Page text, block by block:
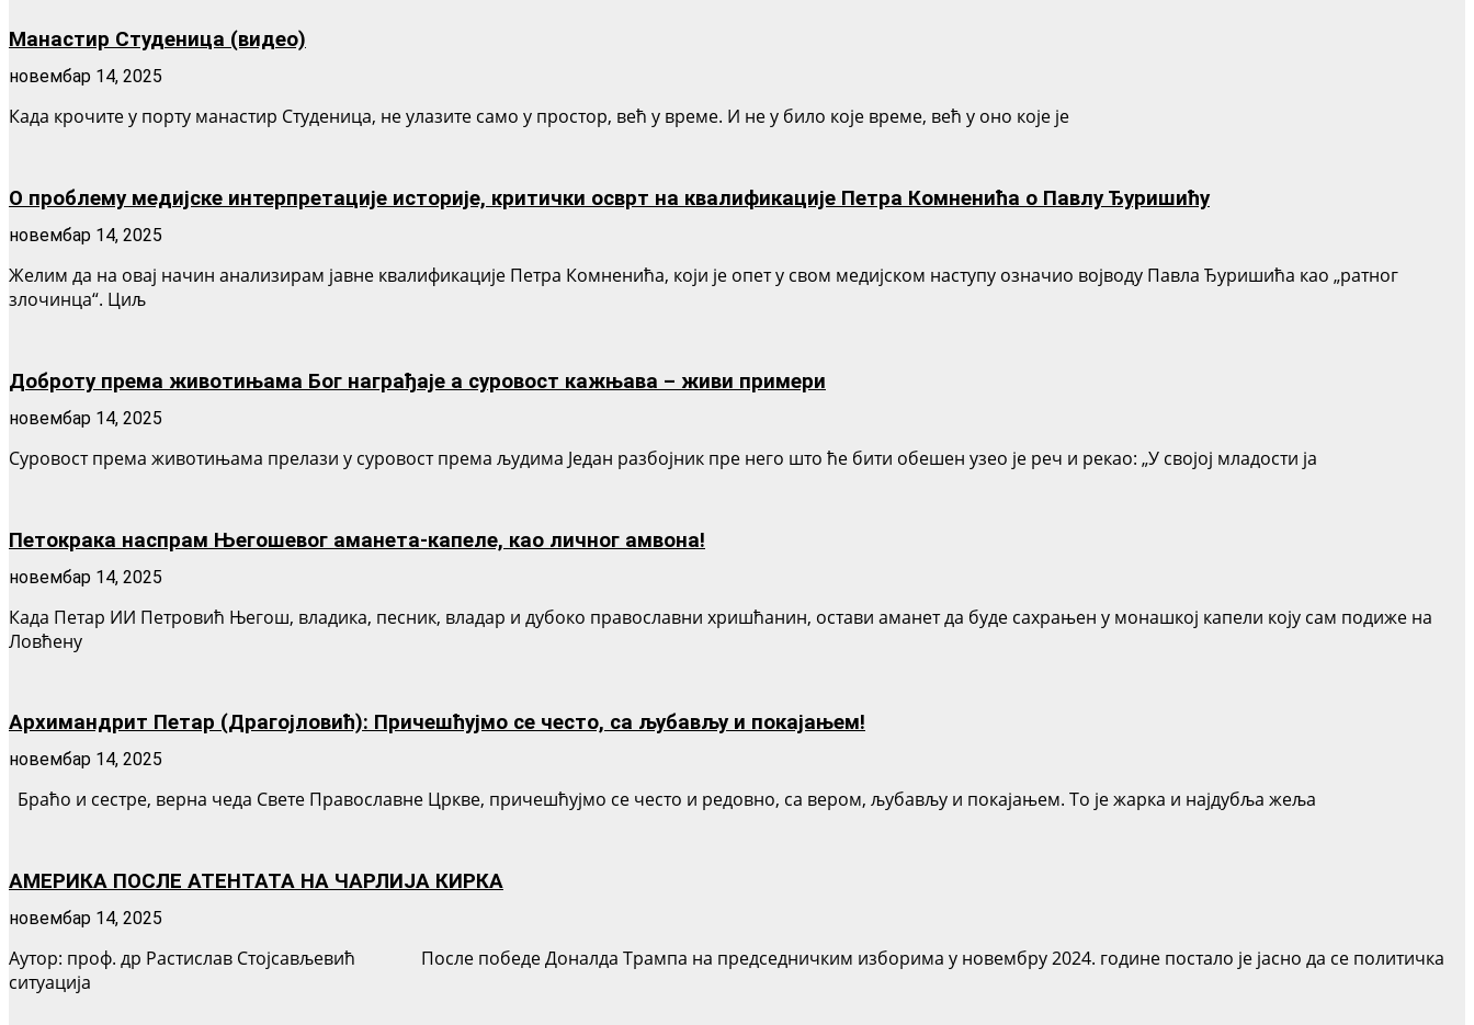
Манастир Студеница (видео)
новембар 14, 2025
Када крочите у порту манастир Студеница, не улазите само у простор, већ у време. И не у било које време, већ у оно које је
О проблему медијске интерпретације историје, критички осврт на квалификације Петра Комненића о Павлу Ђуришићу
новембар 14, 2025
Желим да на овај начин анализирам јавне квалификације Петра Комненића, који је опет у свом медијском наступу означио војводу Павла Ђуришића као „ратног
злочинца“. Циљ
Доброту према животињама Бог награђаје а суровост кажњава – живи примери
новембар 14, 2025
Суровост према животињама прелази у суровост према људима Један разбојник пре него што ће бити обешен узео је реч и рекао: „У својој младости ја
Петокрака наспрам Његошевог аманета-капеле, као личног амвона!
новембар 14, 2025
Када Петар ИИ Петровић Његош, владика, песник, владар и дубоко православни хришћанин, остави аманет да буде сахрањен у монашкој капели коју сам подиже на
Ловћену
Архимандрит Петар (Драгојловић): Причешћујмо се често, са љубављу и покајањем!
новембар 14, 2025
Браћо и сестре, верна чеда Свете Православне Цркве, причешћујмо се често и редовно, са вером, љубављу и покајањем. То је жарка и најдубља жеља
АМЕРИКА ПОСЛЕ АТЕНТАТА НА ЧАРЛИЈА КИРКА
новембар 14, 2025
Аутор: проф. др Растислав Стојсављевић После победе Доналда Трампа на председничким изборима у новембру 2024. године постало је јасно да се политичка
ситуација